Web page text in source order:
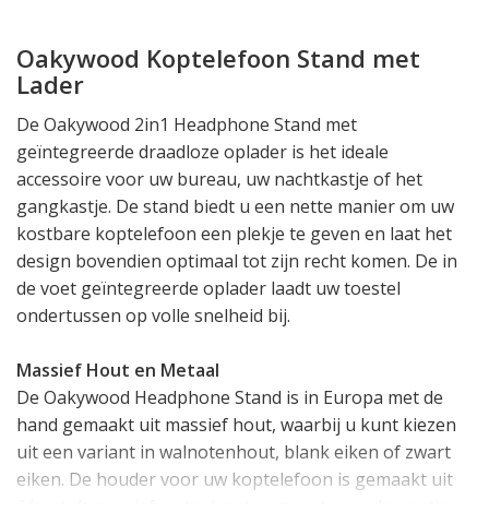
Oakywood Koptelefoon Stand met
Lader
De Oakywood 2in1 Headphone Stand met
geïntegreerde draadloze oplader is het ideale
accessoire voor uw bureau, uw nachtkastje of het
gangkastje. De stand biedt u een nette manier om uw
kostbare koptelefoon een plekje te geven en laat het
design bovendien optimaal tot zijn recht komen. De in
de voet geïntegreerde oplader laadt uw toestel
ondertussen op volle snelheid bij.
Massief Hout en Metaal
De Oakywood Headphone Stand is in Europa met de
hand gemaakt uit massief hout, waarbij u kunt kiezen
uit een variant in walnotenhout, blank eiken of zwart
eiken. De houder voor uw koptelefoon is gemaakt uit